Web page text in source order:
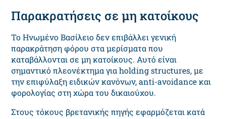
Παρακρατήσεις σε μη κατοίκους
Το Ηνωμένο Βασίλειο δεν επιβάλλει γενική
παρακράτηση φόρου στα μερίσματα που
καταβάλλονται σε μη κατοίκους. Αυτό είναι
σημαντικό πλεονέκτημα για holding structures, με
την επιφύλαξη ειδικών κανόνων, anti-avoidance και
φορολογίας στη χώρα του δικαιούχου.
Στους τόκους βρετανικής πηγής εφαρμόζεται κατά